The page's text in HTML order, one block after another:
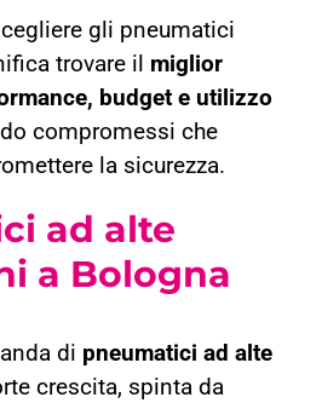
gli pneumatici
trovare il miglior
budget e utilizzo
compromessi che
la sicurezza.
ad alte
a Bologna
di pneumatici ad alte
crescita, spinta da